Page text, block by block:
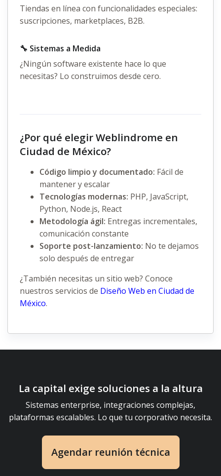
Tiendas en línea con funcionalidades especiales:
suscripciones, marketplaces, B2B.
🔧 Sistemas a Medida
¿Ningún software existente hace lo que
necesitas? Lo construimos desde cero.
¿Por qué elegir Weblindrome en
Ciudad de México?
Código limpio y documentado: Fácil de
mantener y escalar
Tecnologías modernas: PHP, JavaScript,
Python, Node.js, React
Metodología ágil: Entregas incrementales,
comunicación constante
Soporte post-lanzamiento: No te dejamos
solo después de entregar
¿También necesitas un sitio web? Conoce
nuestros servicios de Diseño Web en Ciudad de
México.
La capital exige soluciones a la altura
Sistemas enterprise, integraciones complejas,
plataformas escalables. Lo que tu corporativo necesita.
Agendar reunión técnica